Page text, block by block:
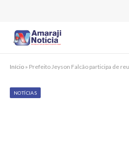
Início » Prefeito Jeyson Falcão participa de reunião no DER para tratar da requalificação
NOTÍCIAS